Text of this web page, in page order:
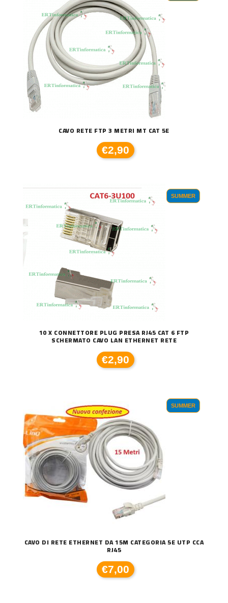
CAVO RETE FTP 3 METRI MT CAT 5E
€2,90
SUMMER
10 X CONNETTORE PLUG PRESA RJ45 CAT 6 FTP
SCHERMATO CAVO LAN ETHERNET RETE
€2,90
SUMMER
CAVO DI RETE ETHERNET DA 15M CATEGORIA 5E UTP CCA
RJ45
€7,00